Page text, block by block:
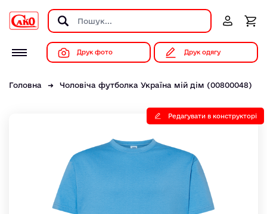
Друк фото Друк одягу
Головна Чоловіча футболка Україна мій дім (00800048)
Редагувати в конструкторі